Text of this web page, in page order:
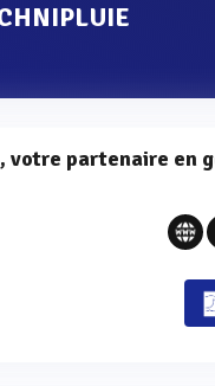
votre partenaire en